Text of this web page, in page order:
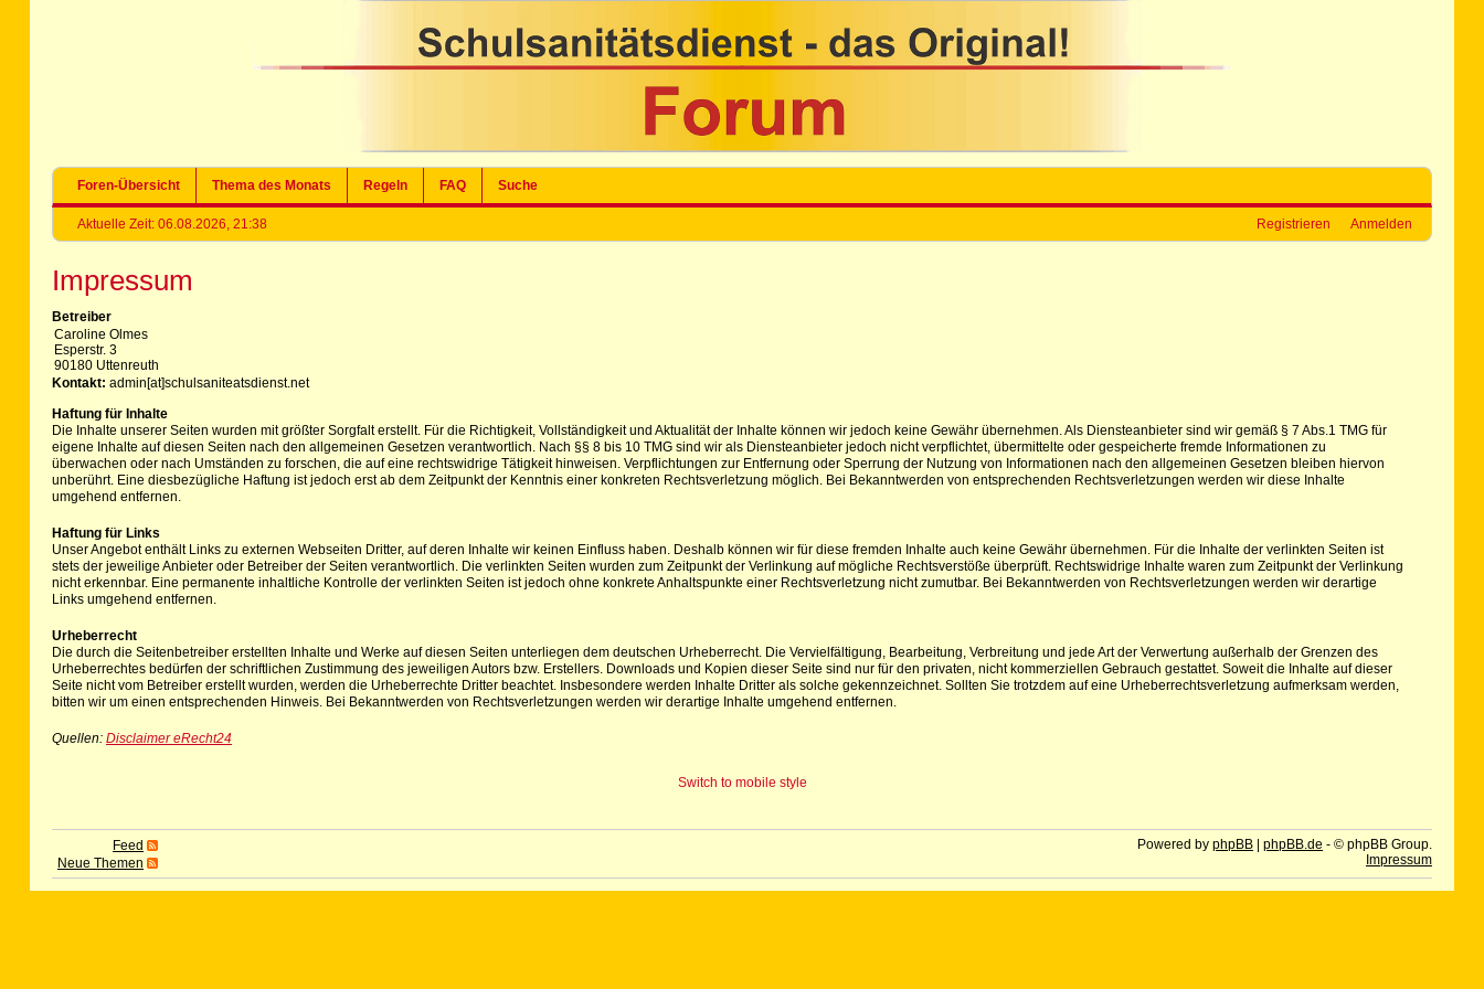
Foren-Übersicht Thema des Monats Regeln FAQ Suche
Aktuelle Zeit: 06.08.2026, 21:38 Registrieren Anmelden
Impressum
Betreiber
Caroline Olmes
Esperstr. 3
90180 Uttenreuth
Kontakt: admin[at]schulsaniteatsdienst.net
Haftung für Inhalte
Die Inhalte unserer Seiten wurden mit größter Sorgfalt erstellt. Für die Richtigkeit, Vollständigkeit und Aktualität der Inhalte können wir jedoch keine Gewähr übernehmen. Als Diensteanbieter sind wir gemäß § 7 Abs.1 TMG für
eigene Inhalte auf diesen Seiten nach den allgemeinen Gesetzen verantwortlich. Nach §§ 8 bis 10 TMG sind wir als Diensteanbieter jedoch nicht verpflichtet, übermittelte oder gespeicherte fremde Informationen zu
überwachen oder nach Umständen zu forschen, die auf eine rechtswidrige Tätigkeit hinweisen. Verpflichtungen zur Entfernung oder Sperrung der Nutzung von Informationen nach den allgemeinen Gesetzen bleiben hiervon
unberührt. Eine diesbezügliche Haftung ist jedoch erst ab dem Zeitpunkt der Kenntnis einer konkreten Rechtsverletzung möglich. Bei Bekanntwerden von entsprechenden Rechtsverletzungen werden wir diese Inhalte
umgehend entfernen.
Haftung für Links
Unser Angebot enthält Links zu externen Webseiten Dritter, auf deren Inhalte wir keinen Einfluss haben. Deshalb können wir für diese fremden Inhalte auch keine Gewähr übernehmen. Für die Inhalte der verlinkten Seiten ist
stets der jeweilige Anbieter oder Betreiber der Seiten verantwortlich. Die verlinkten Seiten wurden zum Zeitpunkt der Verlinkung auf mögliche Rechtsverstöße überprüft. Rechtswidrige Inhalte waren zum Zeitpunkt der Verlinkung
nicht erkennbar. Eine permanente inhaltliche Kontrolle der verlinkten Seiten ist jedoch ohne konkrete Anhaltspunkte einer Rechtsverletzung nicht zumutbar. Bei Bekanntwerden von Rechtsverletzungen werden wir derartige
Links umgehend entfernen.
Urheberrecht
Die durch die Seitenbetreiber erstellten Inhalte und Werke auf diesen Seiten unterliegen dem deutschen Urheberrecht. Die Vervielfältigung, Bearbeitung, Verbreitung und jede Art der Verwertung außerhalb der Grenzen des
Urheberrechtes bedürfen der schriftlichen Zustimmung des jeweiligen Autors bzw. Erstellers. Downloads und Kopien dieser Seite sind nur für den privaten, nicht kommerziellen Gebrauch gestattet. Soweit die Inhalte auf dieser
Seite nicht vom Betreiber erstellt wurden, werden die Urheberrechte Dritter beachtet. Insbesondere werden Inhalte Dritter als solche gekennzeichnet. Sollten Sie trotzdem auf eine Urheberrechtsverletzung aufmerksam werden,
bitten wir um einen entsprechenden Hinweis. Bei Bekanntwerden von Rechtsverletzungen werden wir derartige Inhalte umgehend entfernen.
Quellen:Disclaimer eRecht24
Switch to mobile style
Feed
Neue Themen
Powered by phpBB| phpBB.de - © phpBB Group.
Impressum